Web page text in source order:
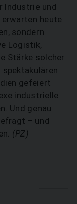
Industrie und
heute
sondern
Logistik,
Stärke solcher
gefeiert
industrielle
Und genau
– und
(PZ)